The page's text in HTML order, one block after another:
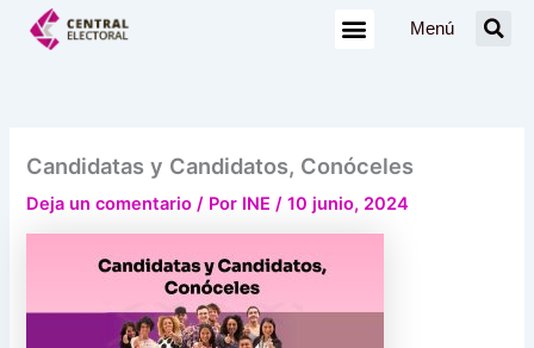
Menú
Candidatas y Candidatos, Conóceles
Deja un comentario / Por INE/10 junio, 2024